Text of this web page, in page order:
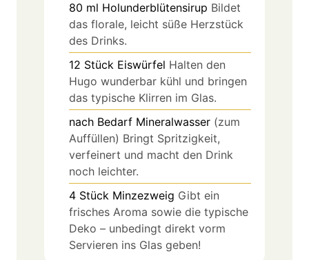
80 ml Holunderblütensirup Bildet
das florale, leicht süße Herzstück
des Drinks.
12 Stück Eiswürfel Halten den
Hugo wunderbar kühl und bringen
das typische Klirren im Glas.
nach Bedarf Mineralwasser (zum
Auffüllen) Bringt Spritzigkeit,
verfeinert und macht den Drink
noch leichter.
4 Stück Minzezweig Gibt ein
frisches Aroma sowie die typische
Deko – unbedingt direkt vorm
Servieren ins Glas geben!